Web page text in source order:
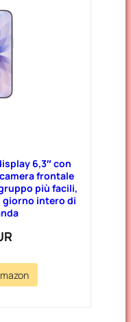
6,3″ con
frontale
più facili,
giorno intero di